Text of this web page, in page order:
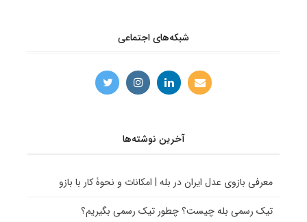
شبکه‌های اجتماعی
آخرین نوشته‌ها
معرفی بازوی عدل ایران در بله | امکانات و نحوۀ کار با بازو
تیک رسمی بله چیست؟ چطور تیک رسمی بگیریم؟